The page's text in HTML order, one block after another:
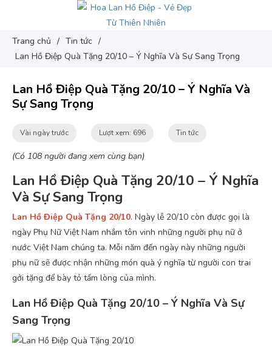
Trang chủ / Tin tức /
Lan Hồ Điệp Quà Tặng 20/10 – Ý Nghĩa Và Sự Sang Trọng
Lan Hồ Điệp Quà Tặng 20/10 – Ý Nghĩa Và
Sự Sang Trọng
Vài ngày trước Lượt xem: 696 Tin tức
(Có 108 người đang xem cùng bạn)
Lan Hồ Điệp Quà Tặng 20/10 – Ý Nghĩa
Và Sự Sang Trọng
Lan Hồ Điệp Quà Tặng 20/10. Ngày lễ 20/10 còn được gọi là
ngày Phụ Nữ Việt Nam nhắm tôn vinh những người phụ nữ ở
nước Việt Nam chúng ta. Mỗi năm đến ngày này những người
phụ nữ sẽ được nhận những món quà ý nghĩa từ người con trai
gởi tặng để bày tỏ tấm lòng của mình.
Lan Hồ Điệp Quà Tặng 20/10 – Ý Nghĩa Và Sự
Sang Trọng